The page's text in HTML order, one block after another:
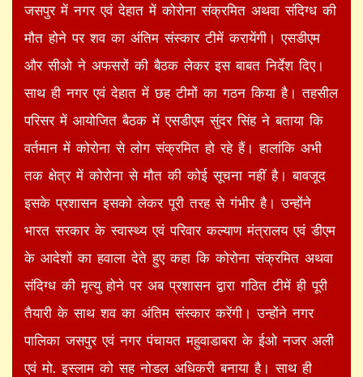
जसपुर में नगर एवं देहात में कोरोना संक्रमित अथवा संदिग्ध की
मौत होने पर शव का अंतिम संस्कार टीमें करायेंगी। एसडीएम
और सीओ ने अफसरों की बैठक लेकर इस बाबत निर्देश दिए।
साथ ही नगर एवं देहात में छह टीमों का गठन किया है। तहसील
परिसर में आयोजित बैठक में एसडीएम सुंदर सिंह ने बताया कि
वर्तमान में कोरोना से लोग संक्रमित हो रहे हैं। हालांकि अभी
तक क्षेत्र में कोरोना से मौत की कोई सूचना नहीं है। बावजूद
इसके प्रशासन इसको लेकर पूरी तरह से गंभीर है। उन्होंने
भारत सरकार के स्वास्थ्य एवं परिवार कल्याण मंत्रालय एवं डीएम
के आदेशों का हवाला देते हुए कहा कि कोरोना संक्रमित अथवा
संदिग्ध की मृत्यु होने पर अब प्रशासन द्वारा गठित टीमें ही पूरी
तैयारी के साथ शव का अंतिम संस्कार करेंगी। उन्होंने नगर
पालिका जसपुर एवं नगर पंचायत महुवाडाबरा के ईओ नजर अली
एवं मो. इस्लाम को सह नोडल अधिकरी बनाया है। साथ ही